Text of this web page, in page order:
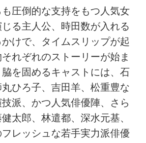
圧倒的な支持をもつ人気女
る主人公、時田数が入れる
けで、タイムスリップが起
れぞれのストーリーが始ま
を固めるキャストには、石
ひろ子、吉田羊、松重豊な
派、かつ人気俳優陣、さら
太郎、林遣都、深水元基、
レッシュな若手実力派俳優